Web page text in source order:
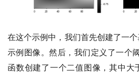
在这个示例中，我们首先创建了一
示例图像。然后，我们定义了一个
函数创建了一个二值图像，其中大